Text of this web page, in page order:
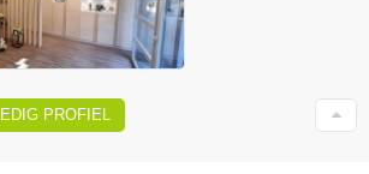
PROFIEL